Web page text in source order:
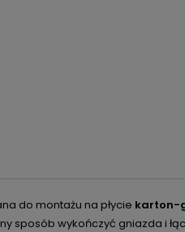
do montażu na płycie karton-
sposób wykończyć gniazda i